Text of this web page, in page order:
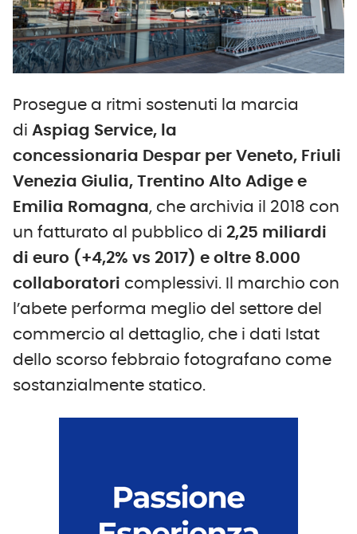
Prosegue a ritmi sostenuti la marcia
di Aspiag Service, la
concessionaria Despar per Veneto, Friuli
Venezia Giulia, Trentino Alto Adige e
Emilia Romagna, che archivia il 2018 con
un fatturato al pubblico di 2,25 miliardi
di euro (+4,2% vs 2017) e oltre 8.000
collaboratori complessivi. Il marchio con
l’abete performa meglio del settore del
commercio al dettaglio, che i dati Istat
dello scorso febbraio fotografano come
sostanzialmente statico.